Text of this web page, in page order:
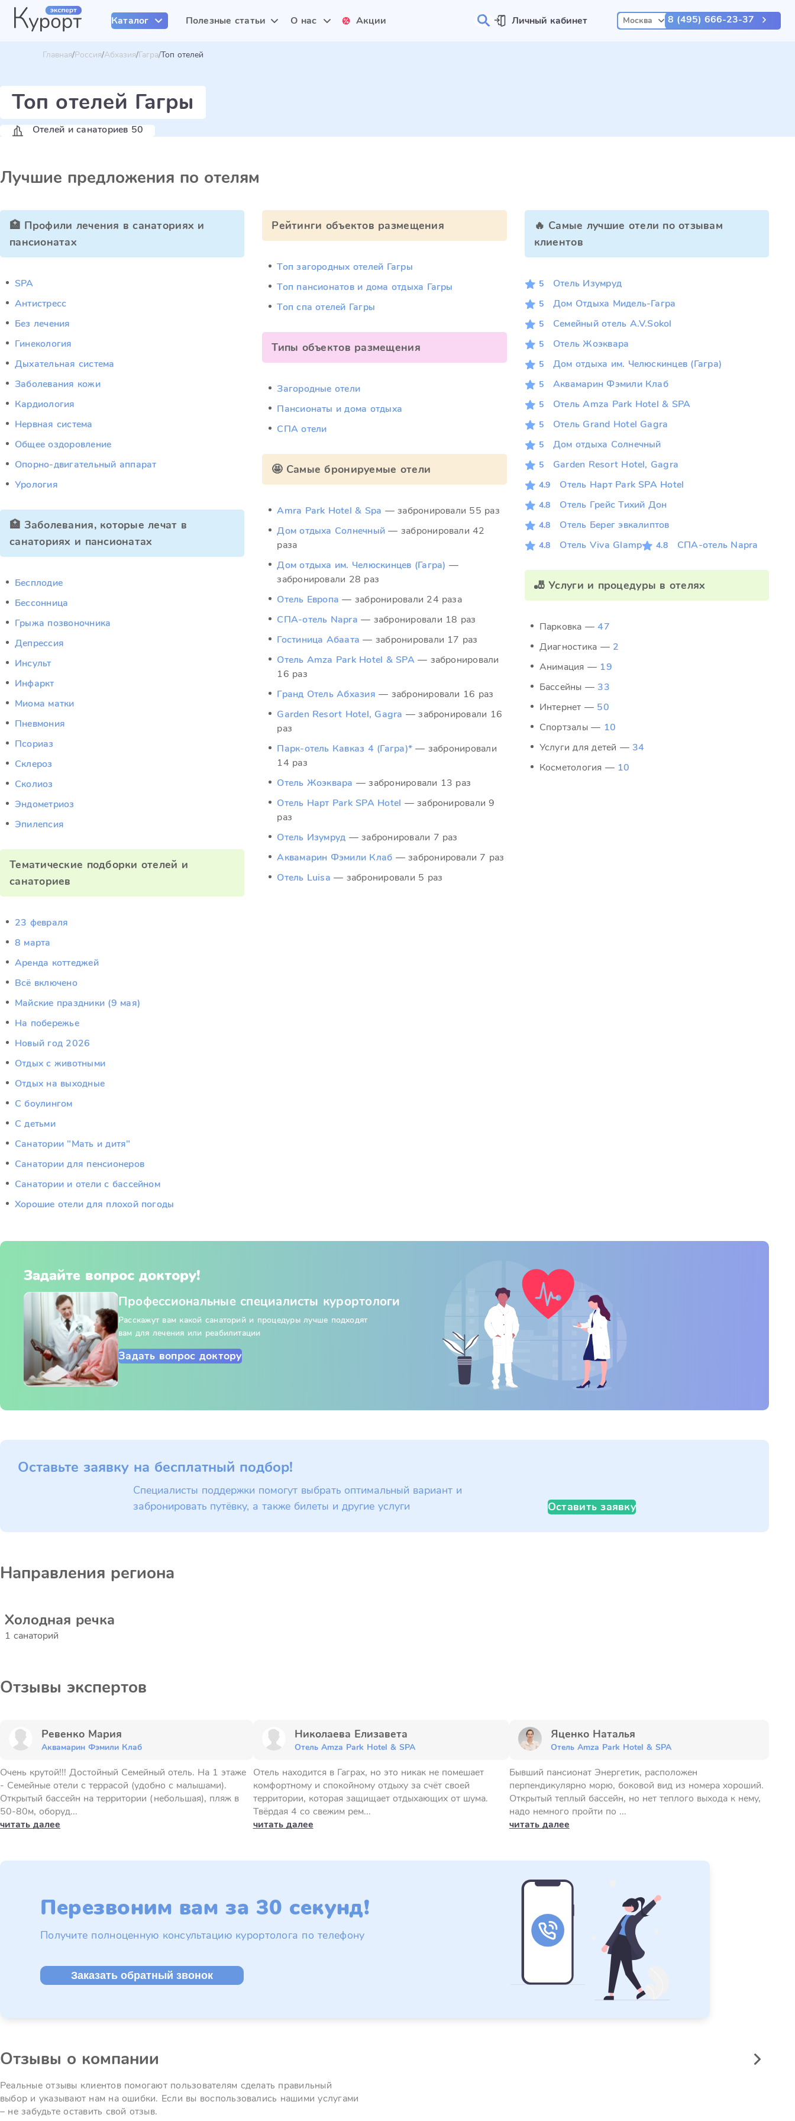
Каталог Полезные статьи О нас Акции Личный кабинет Москва 8 (495) 666-23-37
Главная Россия Абхазия Гагра Топ отелей
Топ отелей Гагры
Отелей и санаториев 50
Лучшие предложения по отелям
🏥 Профили лечения в санаториях и
пансионатах
SPA
Антистресс
Без лечения
Гинекология
Дыхательная система
Заболевания кожи
Кардиология
Нервная система
Общее оздоровление
Опорно-двигательный аппарат
Урология
🏥 Заболевания, которые лечат в
санаториях и пансионатах
Бесплодие
Бессонница
Грыжа позвоночника
Депрессия
Инсульт
Инфаркт
Миома матки
Пневмония
Псориаз
Склероз
Сколиоз
Эндометриоз
Эпилепсия
Тематические подборки отелей и
санаториев
23 февраля
8 марта
Аренда коттеджей
Всё включено
Майские праздники (9 мая)
На побережье
Новый год 2026
Отдых c животными
Отдых на выходные
С боулингом
С детьми
Санатории "Мать и дитя"
Санатории для пенсионеров
Санатории и отели с бассейном
Хорошие отели для плохой погоды
Рейтинги объектов размещения
Топ загородных отелей Гагры
Топ пансионатов и дома отдыха Гагры
Топ спа отелей Гагры
Типы объектов размещения
Загородные отели
Пансионаты и дома отдыха
СПА отели
🤩 Самые бронируемые отели
Amra Park Hotel & Spa — забронировали 55 раз
Дом отдыха Солнечный — забронировали 42
раза
Дом отдыха им. Челюскинцев (Гагра) —
забронировали 28 раз
Отель Европа — забронировали 24 раза
СПА-отель Napra — забронировали 18 раз
Гостиница Абаата — забронировали 17 раз
Отель Amza Park Hotel & SPA — забронировали
16 раз
Гранд Отель Абхазия — забронировали 16 раз
Garden Resort Hotel, Gagra — забронировали 16
раз
Парк-отель Кавказ 4 (Гагра)* — забронировали
14 раз
Отель Жоэквара — забронировали 13 раз
Отель Нарт Park SPA Hotel — забронировали 9
раз
Отель Изумруд — забронировали 7 раз
Аквамарин Фэмили Клаб — забронировали 7 раз
Отель Luisa — забронировали 5 раз
🔥 Самые лучшие отели по отзывам
клиентов
5 Отель Изумруд
5 Дом Отдыха Мидель-Гагра
5 Семейный отель A.V.Sokol
5 Отель Жоэквара
5 Дом отдыха им. Челюскинцев (Гагра)
5 Аквамарин Фэмили Клаб
5 Отель Amza Park Hotel & SPA
5 Отель Grand Hotel Gagra
5 Дом отдыха Солнечный
5 Garden Resort Hotel, Gagra
4.9 Отель Нарт Park SPA Hotel
4.8 Отель Грейс Тихий Дон
4.8 Отель Берег эвкалиптов
4.8 Отель Viva Glamp 4.8 СПА-отель Napra
🎳 Услуги и процедуры в отелях
Парковка —47
Диагностика — 2
Анимация — 19
Бассейны — 33
Интернет — 50
Спортзалы — 10
Услуги для детей — 34
Косметология — 10
Задайте вопрос доктору!
Профессиональные специалисты курортологи
Расскажут вам какой санаторий и процедуры лучше подходят
вам для лечения или реабилитации
Задать вопрос доктору
Оставьте заявку на бесплатный подбор!
Специалисты поддержки помогут выбрать оптимальный вариант и
забронировать путёвку, а также билеты и другие услуги
Оставить заявку
Направления региона
Холодная речка
1 санаторий
Отзывы экспертов
Ревенко Мария
Аквамарин Фэмили Клаб
Очень крутой!!! Достойный Семейный отель. На 1 этаже
- Семейные отели с террасой (удобно с малышами).
Открытый бассейн на территории (небольшая), пляж в
50-80м, оборуд...
читать далее
Николаева Елизавета
Отель Amza Park Hotel & SPA
Отель находится в Гаграх, но это никак не помешает
комфортному и спокойному отдыху за счёт своей
территории, которая защищает отдыхающих от шума.
Твёрдая 4 со свежим рем...
читать далее
Яценко Наталья
Отель Amza Park Hotel & SPA
Бывший пансионат Энергетик, расположен
перпендикулярно морю, боковой вид из номера хороший.
Открытый теплый бассейн, но нет теплого выхода к нему,
надо немного пройти по ...
читать далее
Перезвоним вам за 30 секунд!
Получите полноценную консультацию курортолога по телефону
Заказать обратный звонок
Отзывы о компании
Реальные отзывы клиентов помогают пользователям сделать правильный
выбор и указывают нам на ошибки. Если вы воспользовались нашими услугами
– не забудьте оставить свой отзыв.